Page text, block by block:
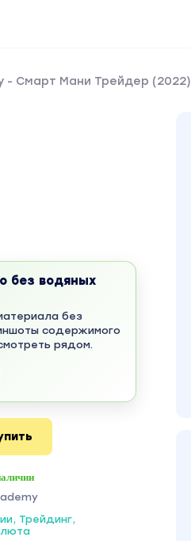
- Смарт Мани Трейдер (2022)
без водяных
без
содержимого
рядом.
Трейдинг,